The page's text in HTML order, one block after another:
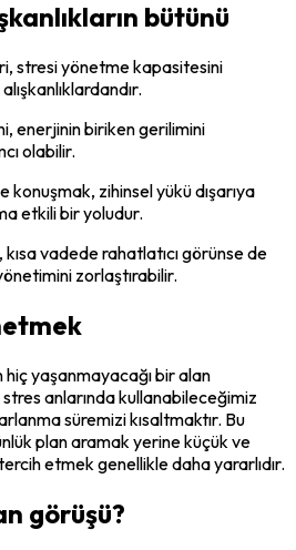
bütünü
stresi yönetme kapasitesini
enerjinin biriken gerilimini
olabilir.
konuşmak, zihinsel yükü dışarıya
etkili bir yoludur.
kısa vadede rahatlatıcı görünse de
zorlaştırabilir.
yaşanmayacağı bir alan
anlarında kullanabileceğimiz
süremizi kısaltmaktır. Bu
plan aramak yerine küçük ve
etmek genellikle daha yararlıdır.
görüşü?